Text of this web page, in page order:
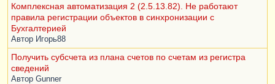
Комплексная автоматизация 2 (2.5.13.82). Не работают
правила регистрации объектов в синхронизации с
Бухгалтерией
Автор Игорь88
Получить субсчета из плана счетов по счетам из регистра
сведений
Автор Gunner